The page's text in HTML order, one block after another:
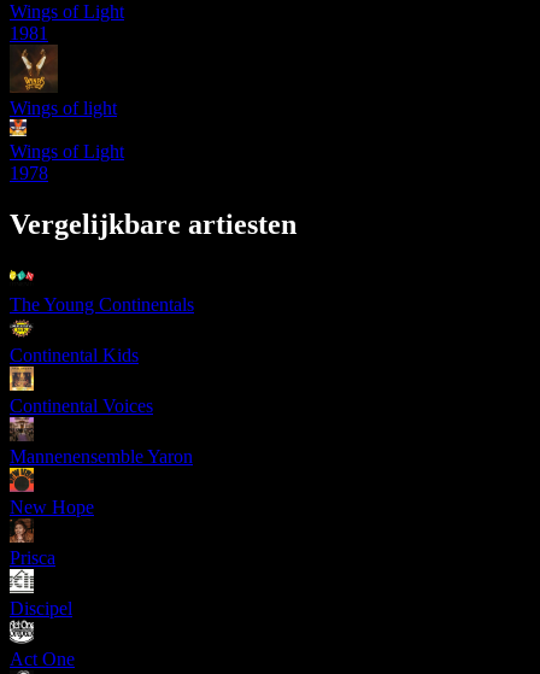
Wings of Light
1981
Wings of light
Wings of Light
1978
Vergelijkbare artiesten
The Young Continentals
Continental Kids
Continental Voices
Mannenensemble Yaron
New Hope
Prisca
Discipel
Act One